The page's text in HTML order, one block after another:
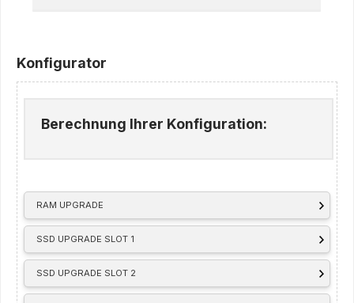
Konfigurator
RAM UPGRADE
SSD UPGRADE SLOT 1
SSD UPGRADE SLOT 2
Berechnung Ihrer Konfiguration: